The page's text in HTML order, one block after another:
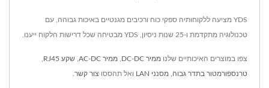
YDS מציעה ללקוחותיה ספקי כוח ורכיבים מגנטיים באיכות גבוהה, עם
טכנולוגיה מתקדמת ו-25 שנות ניסיון, YDS מבטיחה שכל דרישות הלקוח ייענו.
צפו במוצרים האיכותיים שלנו ממיר DC-DC ממיר AC-DC שקע RJ45
טרנספורמטור בתדר גבוה מסנני LAN ואל תהססו צור קשר